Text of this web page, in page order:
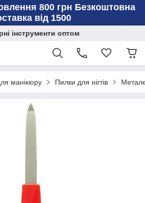
800 грн Безкоштовна
від 1500
інструменти оптом
манікюру Пилки для нігтів